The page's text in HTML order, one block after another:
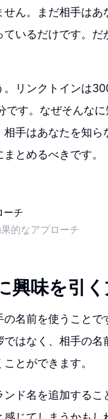
ん。まだ相手はあ
いるだけです。だ
。リンクトインは
です。なぜそんな
手はあなたを知ら
とめるべきです。
的なアプローチ
興味を引
名前を使うことで
はなく、相手の名
とができます。
ド名を追加するこ